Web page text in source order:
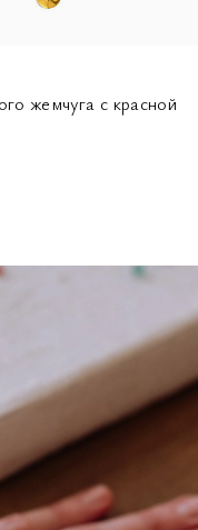
жемчуга с красной